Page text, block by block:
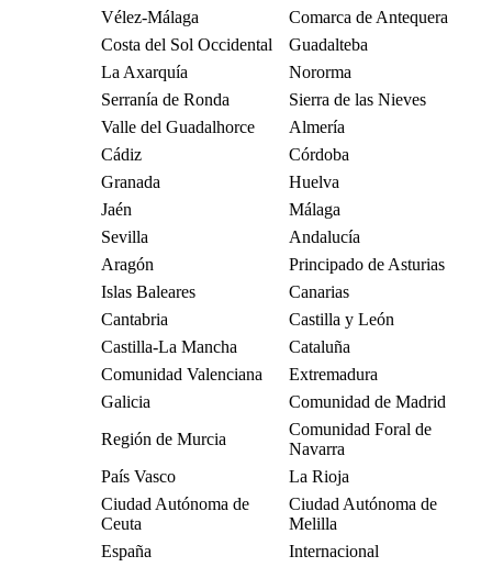
Vélez-Málaga
Comarca de Antequera
Costa del Sol Occidental
Guadalteba
La Axarquía
Nororma
Serranía de Ronda
Sierra de las Nieves
Valle del Guadalhorce
Almería
Cádiz
Córdoba
Granada
Huelva
Jaén
Málaga
Sevilla
Andalucía
Aragón
Principado de Asturias
Islas Baleares
Canarias
Cantabria
Castilla y León
Castilla-La Mancha
Cataluña
Comunidad Valenciana
Extremadura
Galicia
Comunidad de Madrid
Región de Murcia
Comunidad Foral de
Navarra
País Vasco
La Rioja
Ciudad Autónoma de
Ceuta
Ciudad Autónoma de
Melilla
España
Internacional